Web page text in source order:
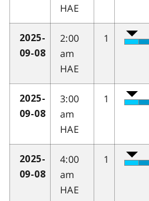
HAE
2025-
09-08
2:00
am
HAE
1
2025-
09-08
3:00
am
HAE
1
2025-
09-08
4:00
am
HAE
1